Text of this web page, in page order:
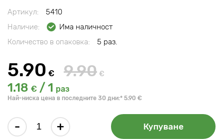
Артикул:
5410
Наличие:
Има наличност
Количество в опаковка:
5 раз.
5.90 € 9.90 €
1.18 € / 1 раз
Най-ниска цена в последните 30 дни:* 5.90 €
- + Купуване